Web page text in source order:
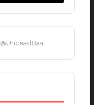
@UndeadBaal